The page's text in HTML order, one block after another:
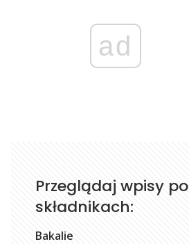
ad
Przeglądaj wpisy po
składnikach:
Bakalie